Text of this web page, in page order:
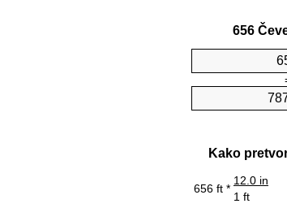
656
Kako
656 ft *
12.0 in
1 ft